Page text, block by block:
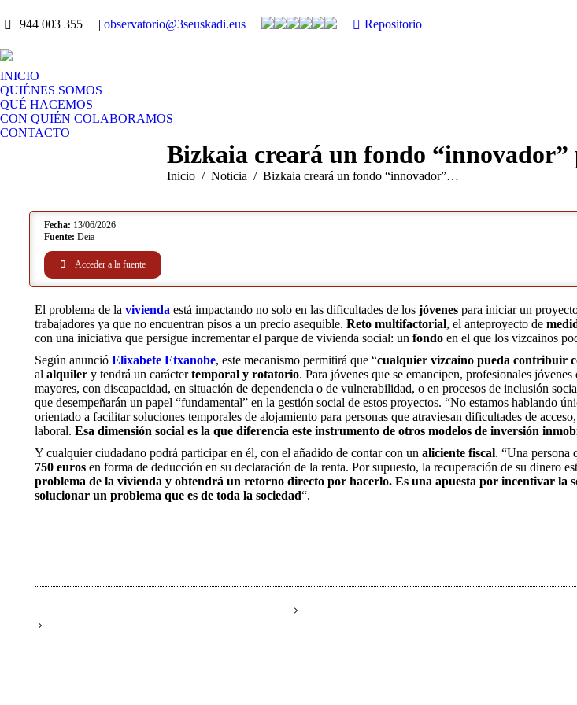
944 003 355 | observatorio@3seuskadi.eus Repositorio
INICIO
QUIÉNES SOMOS
QUÉ HACEMOS
CON QUIÉN COLABORAMOS
CONTACTO
Bizkaia creará un fondo
Estás aquí:
Inicio Noticia Bizkaia creará un fondo “innovador”…
Fecha: 13/06/2026
Fuente: Deia
Acceder a la fuente
El problema de la vivienda está impactando no solo en las dificultades de los jóvenes para iniciar un
trabajadores ya que no encuentran pisos a un precio asequible. Reto multifactorial, el anteproyecto de
con una iniciativa que persigue incrementar el parque de vivienda social: un fondo en el que los vizcainos
Según anunció Elixabete Etxanobe, este mecanismo permitirá que “cualquier vizcaino pueda contribuir
al alquiler y tendrá un caráctertemporal y rotatorio. Para jóvenes que se emancipen, profesionales
mayores, con discapacidad, en situación de dependencia o de vulnerabilidad, o en procesos de inclusión
que desempeñarán un papel “fundamental” en la gestión social de estos proyectos. “No estamos hablando
orientado a facilitar soluciones temporales de alojamiento para personas que atraviesan dificultades de
laboral. Esa dimensión social es la que diferencia este instrumento de otros modelos de inversión
Y cualquier ciudadano podrá participar en él, con el añadido de contar con un aliciente fiscal. “Una persona
750 euros en forma de deducción en su declaración de la renta. Por supuesto, la recuperación de su dinero
problema de la vivienda y obtendrá un retorno directo por hacerlo. Es una apuesta por incentivar
solucionar un problema que es de toda la sociedad“.